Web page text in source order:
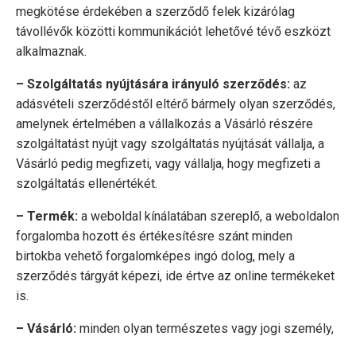
megkötése érdekében a szerződő felek kizárólag
távollévők közötti kommunikációt lehetővé tévő eszközt
alkalmaznak.
– Szolgáltatás nyújtására irányuló szerződés: az
adásvételi szerződéstől eltérő bármely olyan szerződés,
amelynek értelmében a vállalkozás a Vásárló részére
szolgáltatást nyújt vagy szolgáltatás nyújtását vállalja, a
Vásárló pedig megfizeti, vagy vállalja, hogy megfizeti a
szolgáltatás ellenértékét.
– Termék: a weboldal kínálatában szereplő, a weboldalon
forgalomba hozott és értékesítésre szánt minden
birtokba vehető forgalomképes ingó dolog, mely a
szerződés tárgyát képezi, ide értve az online termékeket
is.
– Vásárló: minden olyan természetes vagy jogi személy,